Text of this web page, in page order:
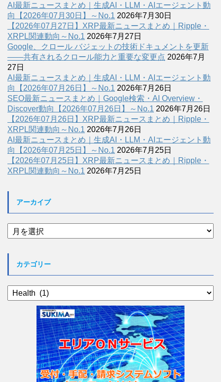
AI最新ニュースまとめ｜生成AI・LLM・AIエージェント動
向【2026年07月30日】～No.1 2026年7月30日
【2026年07月27日】XRP最新ニュースまとめ｜Ripple・
XRPL関連動向～No.1 2026年7月27日
Google、クロール バジェットの技術ドキュメントを更新
――共有されるクロール能力と重要な変更点 2026年7月
27日
AI最新ニュースまとめ｜生成AI・LLM・AIエージェント動
向【2026年07月26日】～No.1 2026年7月26日
SEO最新ニュースまとめ｜Google検索・AI Overview・
Discover動向【2026年07月26日】～No.1 2026年7月26日
【2026年07月26日】XRP最新ニュースまとめ｜Ripple・
XRPL関連動向～No.1 2026年7月26日
AI最新ニュースまとめ｜生成AI・LLM・AIエージェント動
向【2026年07月25日】～No.1 2026年7月25日
【2026年07月25日】XRP最新ニュースまとめ｜Ripple・
XRPL関連動向～No.1 2026年7月25日
アーカイブ
ア
ー
カテゴリー
カ
テ